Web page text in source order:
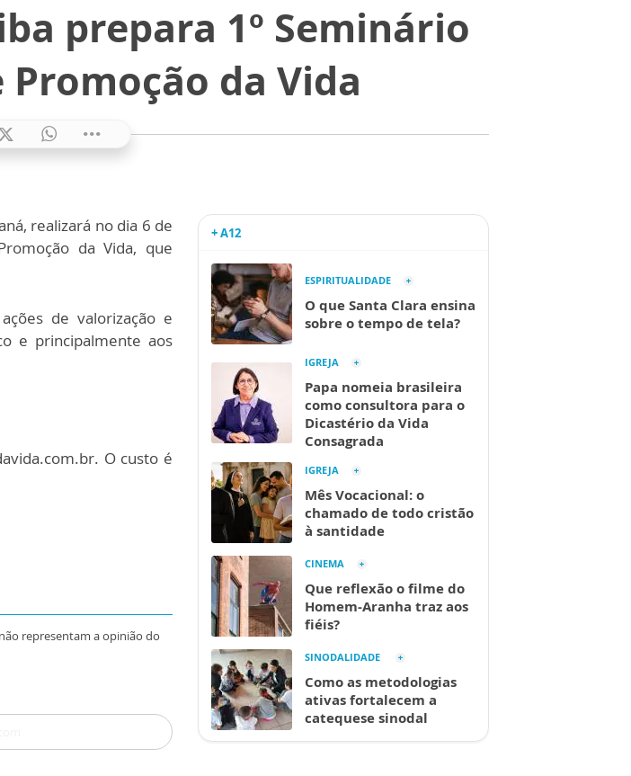
prepara 1º Seminário
da Vida
realizará no dia 6 de
da Vida, que
de valorização e
e principalmente aos
O custo é
representam a opinião do
+ A12
ESPIRITUALIDADE
O que Santa Clara ensina
sobre o tempo de tela?
IGREJA
Papa nomeia brasileira
como consultora para o
Dicastério da Vida
Consagrada
IGREJA
Mês Vocacional: o
chamado de todo cristão
à santidade
CINEMA
Que reflexão o filme do
Homem-Aranha traz aos
fiéis?
SINODALIDADE
Como as metodologias
ativas fortalecem a
catequese sinodal